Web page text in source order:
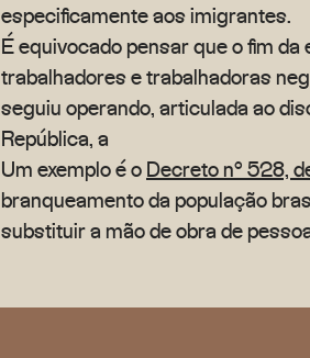
especificamente aos imigrantes.
É equivocado pensar que o fim
trabalhadores e trabalhadoras
seguiu operando, articulada ao
República, a
Um exemplo é o Decreto nº 528,
branqueamento da população
substituir a mão de obra de